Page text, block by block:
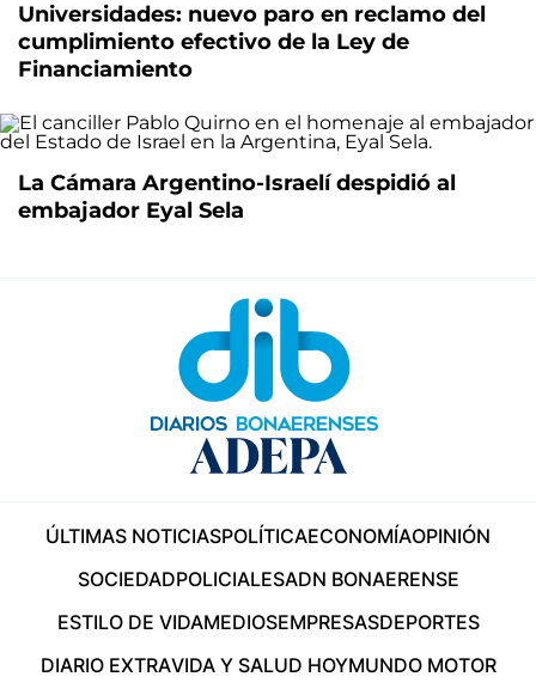
Universidades: nuevo paro en reclamo del
cumplimiento efectivo de la Ley de
Financiamiento
La Cámara Argentino-Israelí despidió al
embajador Eyal Sela
ÚLTIMAS NOTICIASPOLÍTICAECONOMÍAOPINIÓN
SOCIEDADPOLICIALESADN BONAERENSE
ESTILO DE VIDAMEDIOSEMPRESASDEPORTES
DIARIO EXTRAVIDA Y SALUD HOYMUNDO MOTOR